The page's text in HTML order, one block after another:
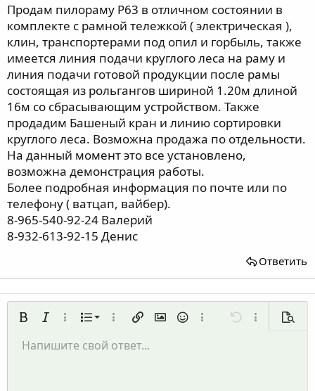
ы
л
а
Продам пилораму Р63 в отличном состоянии в
комплекте с рамной тележкой ( электрическая ),
клин, транспортерами под опил и горбыль, также
имеется линия подачи круглого леса на раму и
линия подачи готовой продукции после рамы
состоящая из рольгангов шириной 1.20м длиной
16м со сбрасывающим устройством. Также
продадим Башеный кран и линию сортировки
круглого леса. Возможна продажа по отдельности.
На данный момент это все установлено,
возможна демонстрация работы.
Более подробная информация по почте или по
телефону ( ватцап, вайбер).
8-965-540-92-24 Валерий
8-932-613-92-15 Денис
Ответить
ЖирныйКурсивДополнительно...
Список Нумерованный список
Маркированный список
Дополнительно...
Вставить ссылку
Вставить изображение
СмайлыДополнительно...
Отменить
Размер шрифта
9
Цвет текста
Шрифт Arial
Зачёркнутый
Подчёркнутый
Однострочный код
ВыравниваниеПо левому краю
Формат параграфа
Обычный
ЦитатаМедиаВставить таблицу
Вставить горизонтальную линию
Спойлер
Код
Повторить
Переключить режим работы редактора
Удалить форматирование
ЧерновикиСохранить черновик
Напишите свой ответ...